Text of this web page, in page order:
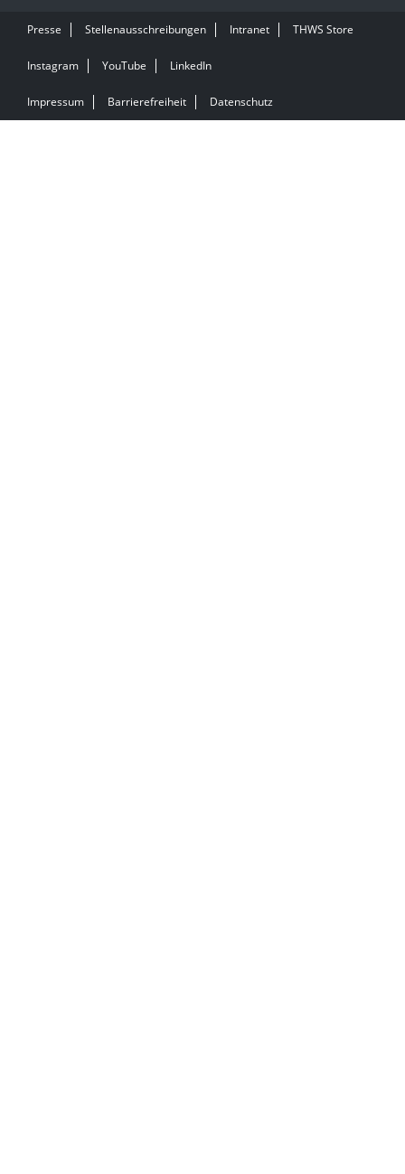
Presse Stellenausschreibungen Intranet THWS Store
Instagram YouTube LinkedIn
Impressum Barrierefreiheit Datenschutz